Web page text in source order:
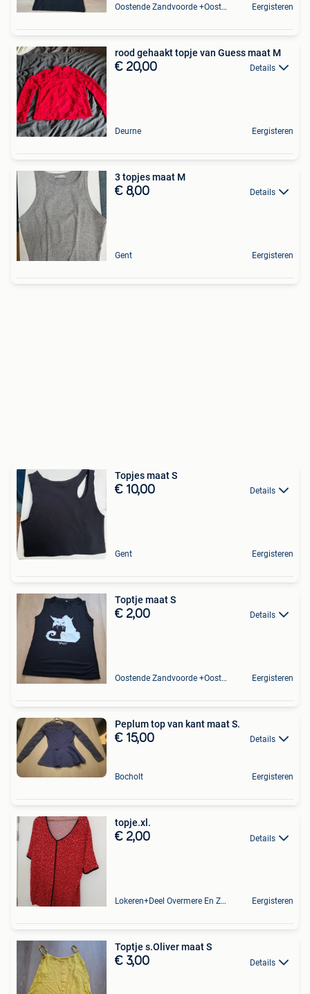
Oostende Zandvoorde +Oostende Eergisteren
rood gehaakt topje van Guess maat M
€ 20,00 Details
Deurne Eergisteren
3 topjes maat M
€ 8,00 Details
Gent Eergisteren
Topjes maat S
€ 10,00 Details
Gent Eergisteren
Toptje maat S
€ 2,00 Details
Oostende Zandvoorde +Oostende Eergisteren
Peplum top van kant maat S.
€ 15,00 Details
Bocholt Eergisteren
topje.xl.
€ 2,00 Details
Lokeren+Deel Overmere En Zele Eergisteren
Toptje s.Oliver maat S
€ 3,00 Details